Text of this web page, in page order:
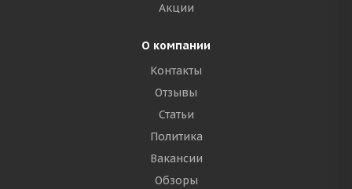
Акции
О компании
Контакты
Отзывы
Статьи
Политика
Вакансии
Обзоры